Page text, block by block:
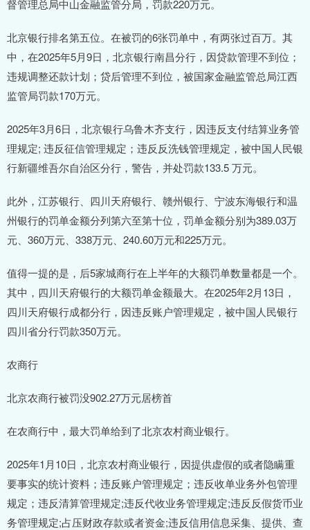
督管理总局中山金融监管分局，罚款220万元。
北京银行排名第五位。在被罚的6张罚单中，有两张过百万。其
中，在2025年5月9日，北京银行南昌分行，因贷款管理不到位；
违规调整还款计划；贷后管理不到位，被国家金融监管总局江西
监管局罚款170万元。
2025年3月6日，北京银行乌鲁木齐支行，因违反支付结算业务管
理规定; 违反征信管理规定；违反反洗钱管理规定，被中国人民银
行新疆维吾尔自治区分行，警告，并处罚款133.5 万元。
此外，江苏银行、四川天府银行、赣州银行、宁波东海银行和温
州银行的罚单金额分列第六至第十位，罚单金额分别为389.03万
元、360万元、338万元、240.60万元和225万元。
值得一提的是，后5家城商行在上半年的大额罚单数量都是一个。
其中，四川天府银行的大额罚单金额最大。在2025年2月13日，
四川天府银行成都分行，因违反账户管理规定，被中国人民银行
四川省分行罚款350万元。
农商行
北京农商行被罚没902.27万元居榜首
在农商行中，最大罚单给到了北京农村商业银行。
2025年1月10日，北京农村商业银行，因提供虚假的或者隐瞒重
要事实的统计资料；违反账户管理规定；违反收单业务外包管理
规定；违反清算管理规定;违反代收业务管理规定;违反反假货币业
务管理规定;占压财政存款或者资金;违反信用信息采集、提供、查